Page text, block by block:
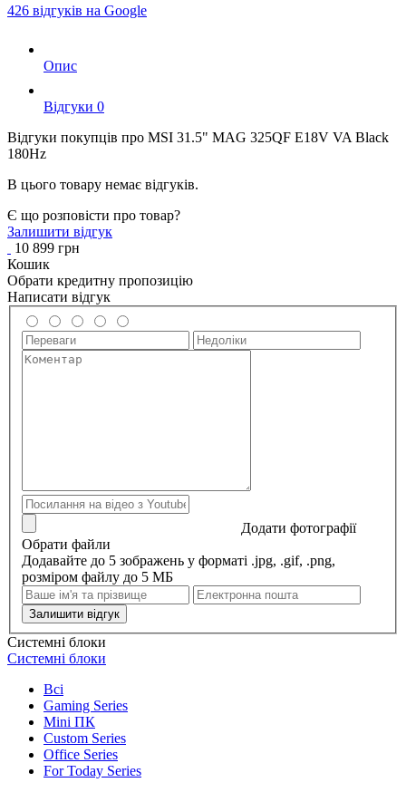
426 відгуків на Google
Опис
Вiдгуки 0
Відгуки покупців про MSI 31.5" MAG 325QF E18V VA Black
180Hz
В цього товару немає відгуків.
Є що розповісти про товар?
Залишити відгук
10 899 грн
Кошик
Обрати кредитну пропозицію
Написати відгук
Додати фотографії
Обрати файли
Додавайте до 5 зображень у форматі .jpg, .gif, .png,
розміром файлу до 5 МБ
Залишити відгук
Системні блоки
Системні блоки
Всі
Gaming Series
Mini ПК
Custom Series
Office Series
For Today Series